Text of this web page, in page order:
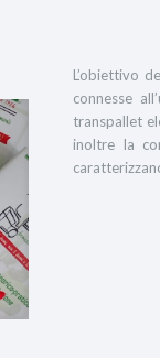
L’obiettivo
connesse
transpallet
inoltre la